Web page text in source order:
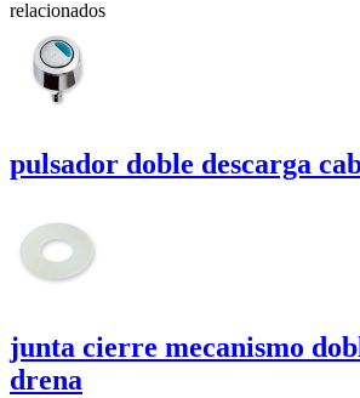
relacionados
pulsador doble descarga
junta cierre mecanismo
drena